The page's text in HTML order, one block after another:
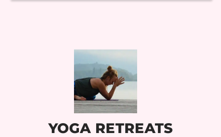
YOGA RETREATS